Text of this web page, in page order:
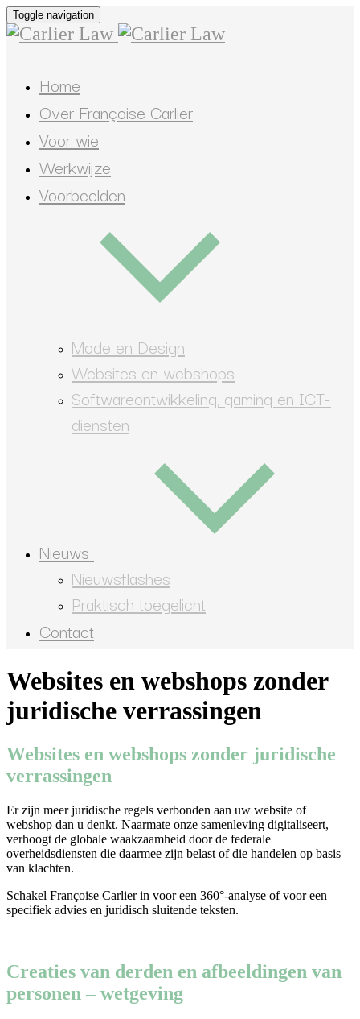
Toggle navigation
Home
Over Françoise Carlier
Voor wie
Werkwijze
Voorbeelden
Mode en Design
Websites en webshops
Softwareontwikkeling, gaming en ICT-
diensten
Nieuws
Nieuwsflashes
Praktisch toegelicht
Contact
Websites en webshops zonder
juridische verrassingen
Websites en webshops zonder juridische
verrassingen
Er zijn meer juridische regels verbonden aan uw website of
webshop dan u denkt. Naarmate onze samenleving digitaliseert,
verhoogt de globale waakzaamheid door de federale
overheidsdiensten die daarmee zijn belast of die handelen op basis
van klachten.
Schakel Françoise Carlier in voor een 360°-analyse of voor een
specifiek advies en juridisch sluitende teksten.
Creaties van derden en afbeeldingen van
personen – wetgeving